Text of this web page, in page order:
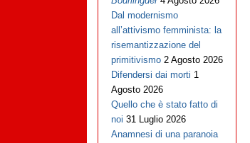
Dal modernismo
all’attivismo femminista: la
risemantizzazione del
primitivismo 2 Agosto 2026
Difendersi dai morti 1
Agosto 2026
Quello che è stato fatto di
noi 31 Luglio 2026
Anamnesi di una paranoia